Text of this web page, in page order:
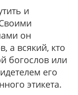
и
он
а всякий, кто
богослов или
его
этикета.